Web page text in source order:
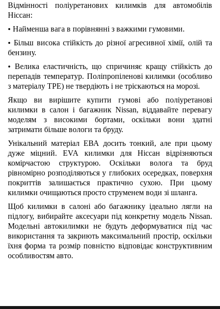
Відмінності поліуретанових килимків для автомобілів
Ніссан:
• Найменша вага в порівнянні з важкими гумовими.
• Більш висока стійкість до різної агресивної хімії, олій та
бензину.
• Велика еластичність, що спричиняє кращу стійкість до
перепадів температур. Поліпропіленові килимки (особливо
з матеріалу TPE) не твердіють і не тріскаються на морозі.
Якщо ви вирішите купити гумові або поліуретанові
килимки в салон і багажник Nissan, віддавайте перевагу
моделям з високими бортами, оскільки вони здатні
затримати більше вологи та бруду.
Унікальний матеріал ЕВА досить тонкий, але при цьому
дуже міцний. EVA килимки для Ніссан відрізняються
комірчастою структурою. Оскільки волога та бруд
рівномірно розподіляються у глибоких осередках, поверхня
покриттів залишається практично сухою. При цьому
килимки очищаються просто струменем води зі шланга.
Щоб килимки в салоні або багажнику ідеально лягли на
підлогу, вибирайте аксесуари під конкретну модель Nissan.
Модельні автокилимки не будуть деформуватися під час
використання та закриють максимальний простір, оскільки
їхня форма та розмір повністю відповідає конструктивним
особливостям авто.